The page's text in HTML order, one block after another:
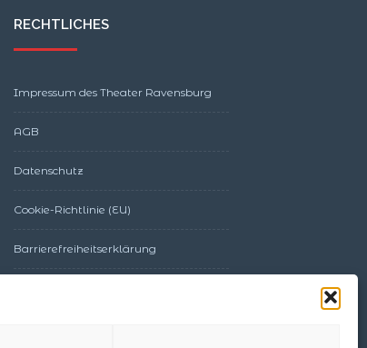
RECHTLICHES
Impressum des Theater Ravensburg
AGB
Datenschutz
Cookie-Richtlinie (EU)
Barrierefreiheitserklärung